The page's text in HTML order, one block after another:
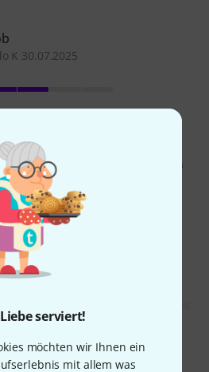
serviert!
möchten wir Ihnen ein
mit allem was
K 30.07.2025
Leider haben sie von der
große Unterschiede. Sie machen
in Schulen oft Töne zum
Produkte sind eine andere Liga.
dem Grund an der oberen
MELDEN
lesen